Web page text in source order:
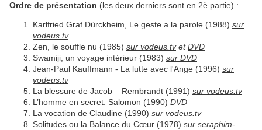
Ordre de présentation (les deux derniers sont en 2è partie) :
Karlfried Graf Dürckheim, Le geste a la parole (1988) sur
vodeus.tv
Zen, le souffle nu (1985) sur vodeus.tvetDVD
Swamiji, un voyage intérieur (1983) sur DVD
Jean-Paul Kauffmann - La lutte avec l'Ange (1996) sur
vodeus.tv
La blessure de Jacob – Rembrandt (1991) sur vodeus.tv
L’homme en secret: Salomon (1990) DVD
La vocation de Claudine (1990) sur vodeus.tv
Solitudes ou la Balance du Cœur (1978) sur seraphim-